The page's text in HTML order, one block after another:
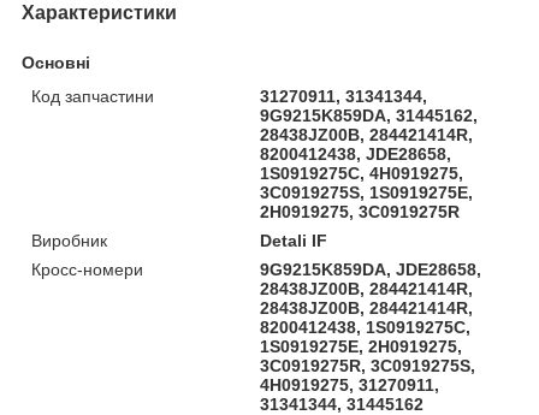
Характеристики
Основні
Код запчастини
31270911, 31341344,
9G9215K859DA, 31445162,
28438JZ00B, 284421414R,
8200412438, JDE28658,
1S0919275C, 4H0919275,
3C0919275S, 1S0919275E,
2H0919275, 3C0919275R
Виробник
Detali IF
Кросс-номери
9G9215K859DA, JDE28658,
28438JZ00B, 284421414R,
28438JZ00B, 284421414R,
8200412438, 1S0919275C,
1S0919275E, 2H0919275,
3C0919275R, 3C0919275S,
4H0919275, 31270911,
31341344, 31445162